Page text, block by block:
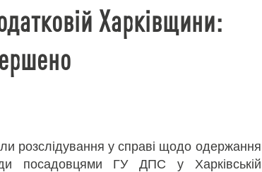
Харківщини:
розслідування у справі щодо одержання
посадовцями ГУ ДПС у Харківській